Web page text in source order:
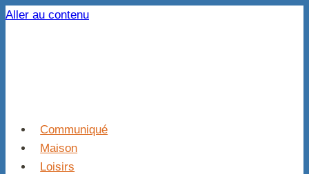
Aller au contenu
Communiqué
Maison
Loisirs